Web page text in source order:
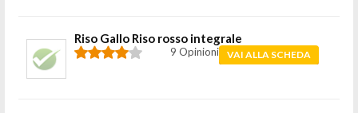
Riso Gallo Riso rosso integrale
9 Opinioni VAI ALLA SCHEDA